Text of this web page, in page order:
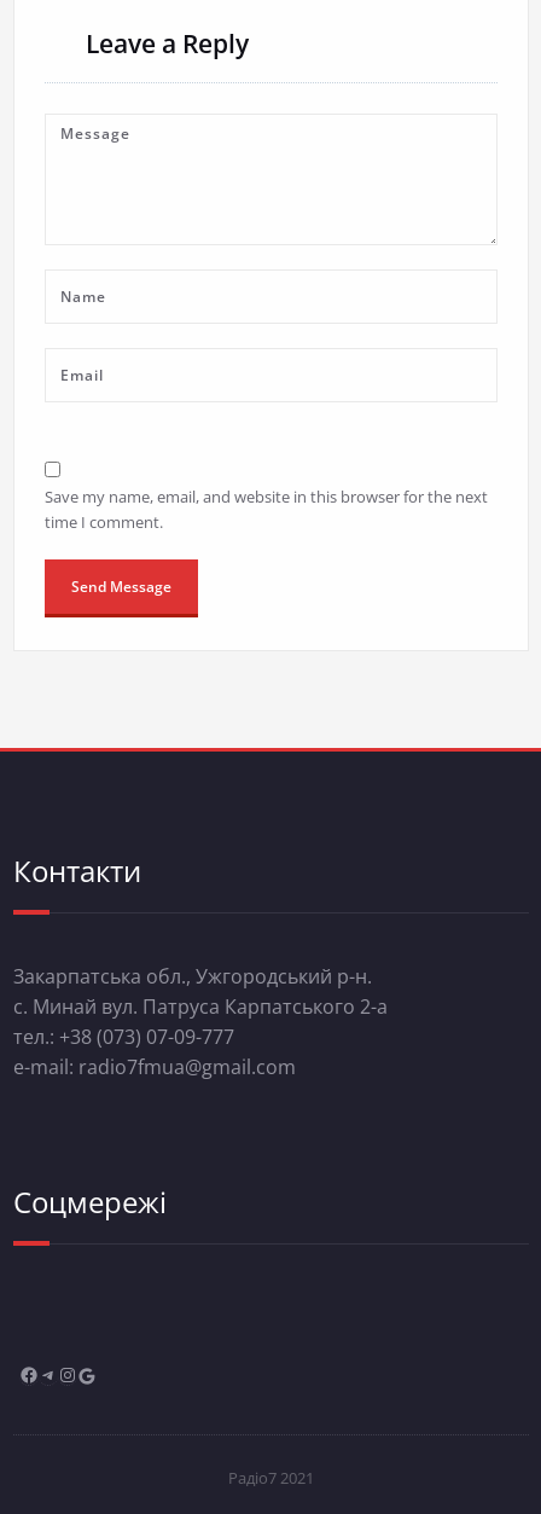
Leave a Reply
Save my name, email, and website in this browser for the next
time I comment.
Контакти
Закарпатська обл., Ужгородський р-н.
с. Минай вул. Патруса Карпатського 2-а
тел.: +38 (073) 07-09-777
e-mail: radio7fmua@gmail.com
Соцмережі
Радіо7 2021